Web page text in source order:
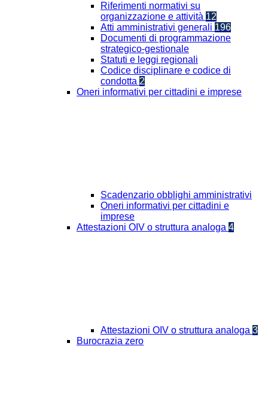
Riferimenti normativi su
organizzazione e attività 12
Atti amministrativi generali 196
Documenti di programmazione
strategico-gestionale
Statuti e leggi regionali
Codice disciplinare e codice di
condotta 2
Oneri informativi per cittadini e imprese
Scadenzario obblighi amministrativi
Oneri informativi per cittadini e
imprese
Attestazioni OIV o struttura analoga 4
Attestazioni OIV o struttura analoga 3
Burocrazia zero